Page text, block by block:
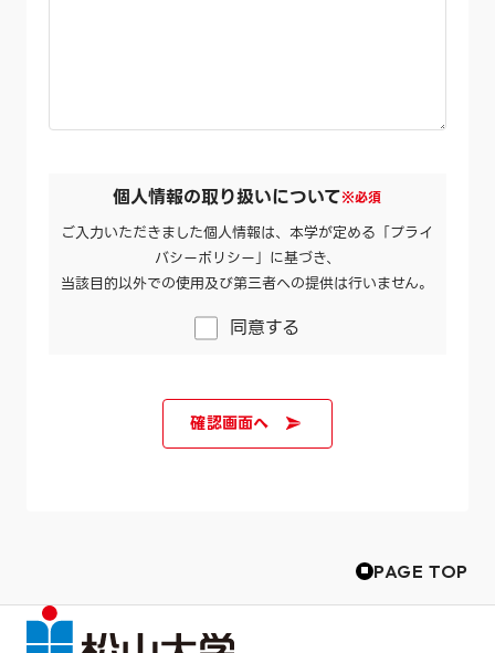
個人情報の取り扱いについて※必須
ご入力いただきました個人情報は、本学が定める「プライ
バシーポリシー」に基づき、
当該目的以外での使用及び第三者への提供は行いません。
同意する
確認画面へ
PAGE TOP